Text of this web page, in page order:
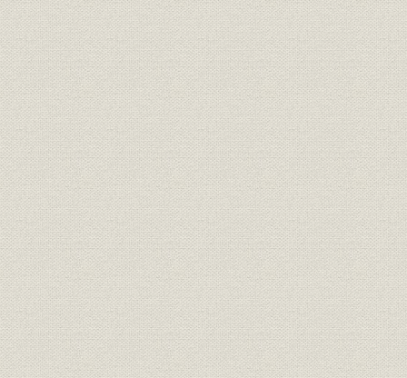
技術;情報システム システム開発の変遷 昭和44年~
情報システム コンピュータ・ネットワーク
技術 技術協力プロジェクト一覧
技術
特許等出願・登録件数の推移―
出願・登録件数の推移
昭和45年~
技術
特許等出願・登録件数の推移―
技術開発テーマ成果からの出願
昭和57年~